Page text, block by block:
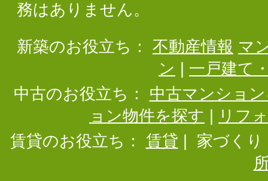
務はありません。
新築のお役立ち： 不動産情報 マ
ン
一戸建て
中古のお役立ち：
中古マンショ
ョン物件を探す
リフ
賃貸のお役立ち：
賃貸
家づくり